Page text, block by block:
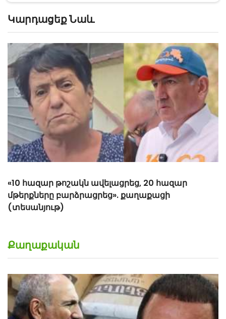
Կարդացեք Նաև
«Հիշեցի՞ք մեզ, ձեր սանիկներն ենք». աղջիկները՝
Նիկոլ Փաշինյանին
Քաղաքական